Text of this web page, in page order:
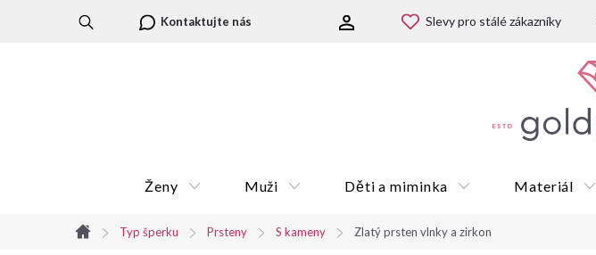
Kontaktujte nás Slevy pro stálé zákazníky
Ženy
Muži Děti a miminka Materiál
Domů
Typ šperku Prsteny S kameny Zlatý prsten vlnky a zirkon